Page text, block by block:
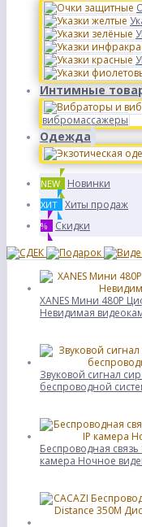
Интимные
вибромассажеры
Одежда
NEW Новинки
ХИТ Хиты продаж
% Скидки
XANES Мини 480P
Невидимая
Звуковой сигнал
беспроводной
Беспроводная связь
камера Ночное